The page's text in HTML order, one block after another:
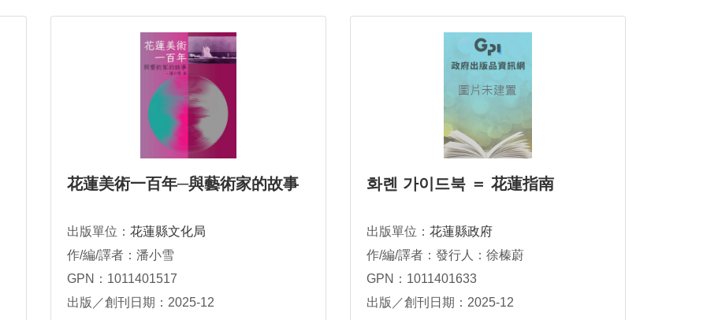
花蓮美術一百年─與藝術家的故事
出版單位： 花蓮縣文化局
作/編/譯者：潘小雪
GPN：1011401517
出版／創刊日期：2025-12
화롄 가이드북 ＝ 花蓮指南
出版單位： 花蓮縣政府
作/編/譯者：發行人：徐榛蔚
GPN：1011401633
出版／創刊日期：2025-12